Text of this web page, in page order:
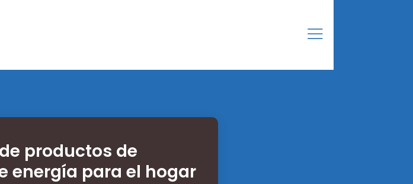
productos de
energía para el hogar